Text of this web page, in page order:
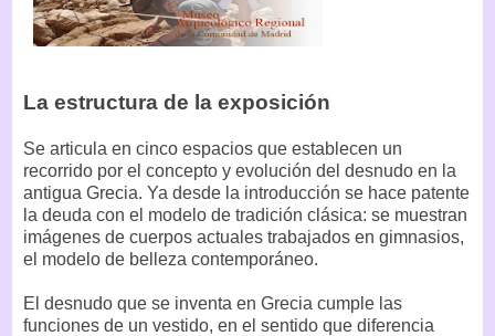
La estructura de la exposición
Se articula en cinco espacios que establecen un
recorrido por el concepto y evolución del desnudo en la
antigua Grecia. Ya desde la introducción se hace patente
la deuda con el modelo de tradición clásica: se muestran
imágenes de cuerpos actuales trabajados en gimnasios,
el modelo de belleza contemporáneo.
El desnudo que se inventa en Grecia cumple las
funciones de un vestido, en el sentido que diferencia